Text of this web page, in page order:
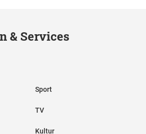
& Services
Sport
TV
Kultur